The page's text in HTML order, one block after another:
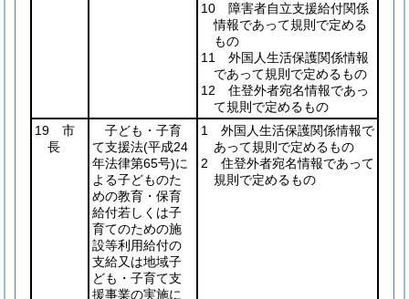
10 障害者自立支援給付関係
情報であって規則で定める
もの
11 外国人生活保護関係情報
であって規則で定めるもの
12 住登外者宛名情報であっ
て規則で定めるもの
19 市
長
子ども・子育
て支援法(平成24
年法律第65号)に
よる子どものた
めの教育・保育
給付若しくは子
育てのための施
設等利用給付の
支給又は地域子
ども・子育て支
援事業の実施に
1 外国人生活保護関係情報で
あって規則で定めるもの
2 住登外者宛名情報であって
規則で定めるもの